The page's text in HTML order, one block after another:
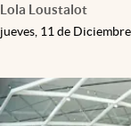
Lola Loustalot
jueves, 11 de